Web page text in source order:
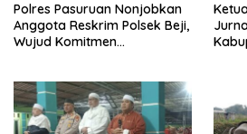
Polres Pasuruan Nonjobkan
Anggota Reskrim Polsek Beji,
Wujud Komitmen